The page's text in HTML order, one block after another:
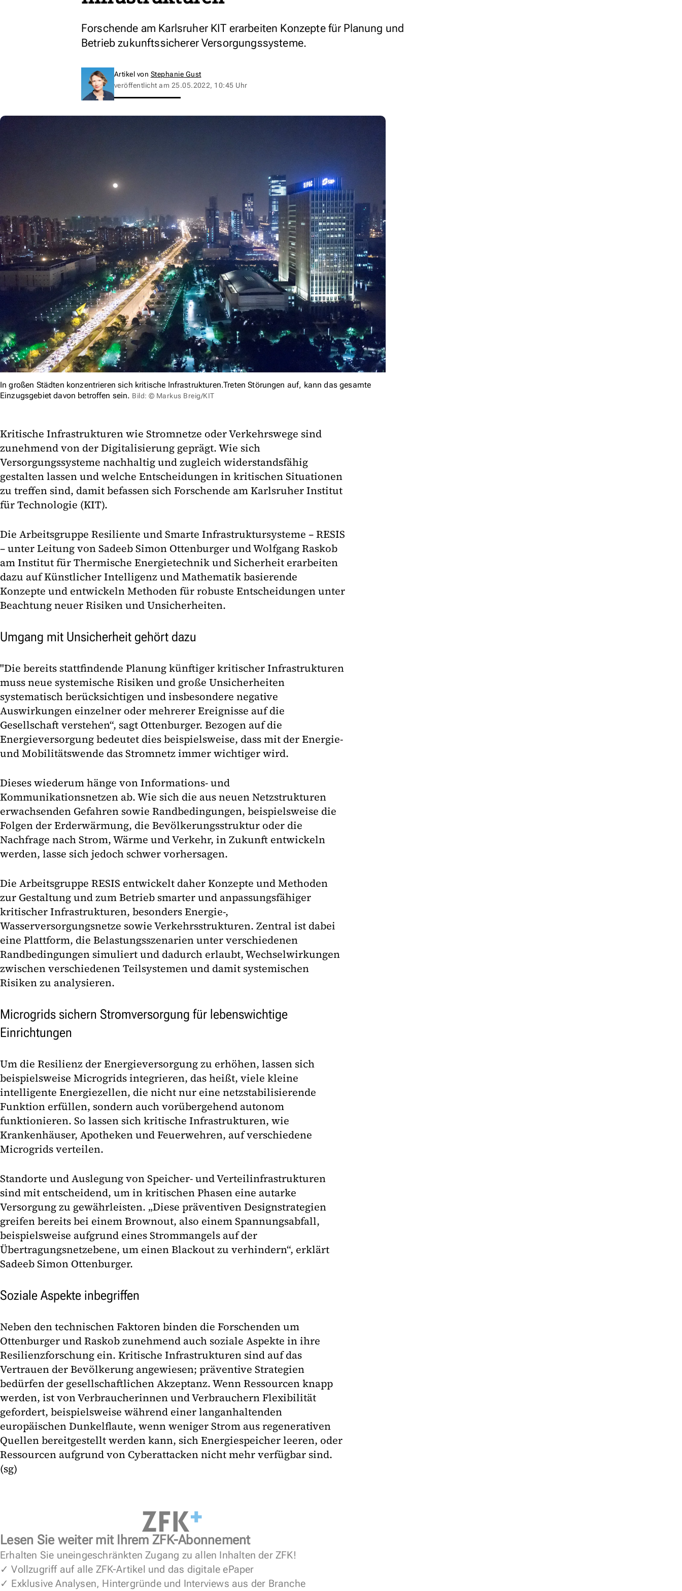
Forschende am Karlsruher KIT erarbeiten Konzepte für Planung und
Betrieb zukunftssicherer Versorgungssysteme.
Artikel von Stephanie Gust
veröffentlicht am 25.05.2022, 10:45 Uhr
In großen Städten konzentrieren sich kritische Infrastrukturen.Treten Störungen auf, kann das gesamte
Einzugsgebiet davon betroffen sein. Bild: © Markus Breig/KIT
Kritische Infrastrukturen wie Stromnetze oder Verkehrswege sind
zunehmend von der Digitalisierung geprägt. Wie sich
Versorgungssysteme nachhaltig und zugleich widerstandsfähig
gestalten lassen und welche Entscheidungen in kritischen Situationen
zu treffen sind, damit befassen sich Forschende am Karlsruher Institut
für Technologie (KIT).
Die Arbeitsgruppe Resiliente und Smarte Infrastruktursysteme – RESIS
– unter Leitung von Sadeeb Simon Ottenburger und Wolfgang Raskob
am Institut für Thermische Energietechnik und Sicherheit erarbeiten
dazu auf Künstlicher Intelligenz und Mathematik basierende
Konzepte und entwickeln Methoden für robuste Entscheidungen unter
Beachtung neuer Risiken und Unsicherheiten.
Umgang mit Unsicherheit gehört dazu
"Die bereits stattfindende Planung künftiger kritischer Infrastrukturen
muss neue systemische Risiken und große Unsicherheiten
systematisch berücksichtigen und insbesondere negative
Auswirkungen einzelner oder mehrerer Ereignisse auf die
Gesellschaft verstehen“, sagt Ottenburger. Bezogen auf die
Energieversorgung bedeutet dies beispielsweise, dass mit der Energie-
und Mobilitätswende das Stromnetz immer wichtiger wird.
Dieses wiederum hänge von Informations- und
Kommunikationsnetzen ab. Wie sich die aus neuen Netzstrukturen
erwachsenden Gefahren sowie Randbedingungen, beispielsweise die
Folgen der Erderwärmung, die Bevölkerungsstruktur oder die
Nachfrage nach Strom, Wärme und Verkehr, in Zukunft entwickeln
werden, lasse sich jedoch schwer vorhersagen.
Die Arbeitsgruppe RESIS entwickelt daher Konzepte und Methoden
zur Gestaltung und zum Betrieb smarter und anpassungsfähiger
kritischer Infrastrukturen, besonders Energie-,
Wasserversorgungsnetze sowie Verkehrsstrukturen. Zentral ist dabei
eine Plattform, die Belastungsszenarien unter verschiedenen
Randbedingungen simuliert und dadurch erlaubt, Wechselwirkungen
zwischen verschiedenen Teilsystemen und damit systemischen
Risiken zu analysieren.
Microgrids sichern Stromversorgung für lebenswichtige
Einrichtungen
Um die Resilienz der Energieversorgung zu erhöhen, lassen sich
beispielsweise Microgrids integrieren, das heißt, viele kleine
intelligente Energiezellen, die nicht nur eine netzstabilisierende
Funktion erfüllen, sondern auch vorübergehend autonom
funktionieren. So lassen sich kritische Infrastrukturen, wie
Krankenhäuser, Apotheken und Feuerwehren, auf verschiedene
Microgrids verteilen.
Standorte und Auslegung von Speicher- und Verteilinfrastrukturen
sind mit entscheidend, um in kritischen Phasen eine autarke
Versorgung zu gewährleisten. „Diese präventiven Designstrategien
greifen bereits bei einem Brownout, also einem Spannungsabfall,
beispielsweise aufgrund eines Strommangels auf der
Übertragungsnetzebene, um einen Blackout zu verhindern“, erklärt
Sadeeb Simon Ottenburger.
Soziale Aspekte inbegriffen
Neben den technischen Faktoren binden die Forschenden um
Ottenburger und Raskob zunehmend auch soziale Aspekte in ihre
Resilienzforschung ein. Kritische Infrastrukturen sind auf das
Vertrauen der Bevölkerung angewiesen; präventive Strategien
bedürfen der gesellschaftlichen Akzeptanz. Wenn Ressourcen knapp
werden, ist von Verbraucherinnen und Verbrauchern Flexibilität
gefordert, beispielsweise während einer langanhaltenden
europäischen Dunkelflaute, wenn weniger Strom aus regenerativen
Quellen bereitgestellt werden kann, sich Energiespeicher leeren, oder
Ressourcen aufgrund von Cyberattacken nicht mehr verfügbar sind.
(sg)
Lesen Sie weiter mit Ihrem ZFK-Abonnement
Erhalten Sie uneingeschränkten Zugang zu allen Inhalten der ZFK!
✓ Vollzugriff auf alle ZFK-Artikel und das digitale ePaper
✓ Exklusive Analysen, Hintergründe und Interviews aus der Branche